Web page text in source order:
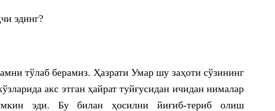
эдинг?
тўлаб берамиз. Ҳазрати Умар шу заҳоти сўзининг
акс этган ҳайрат туйғусидан ичидан нималар
эди. Бу билан ҳосилни йиғиб-териб олиш